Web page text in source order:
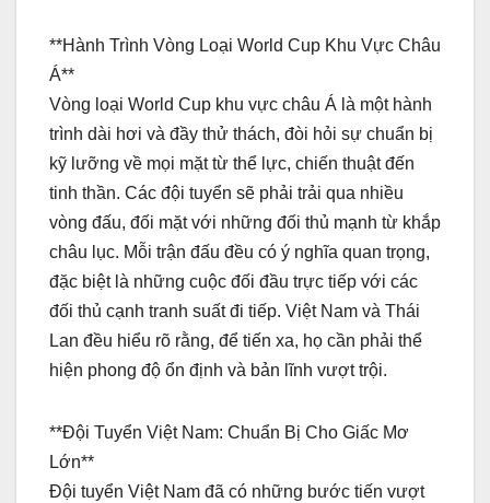
**Hành Trình Vòng Loại World Cup Khu Vực Châu
Á**
Vòng loại World Cup khu vực châu Á là một hành
trình dài hơi và đầy thử thách, đòi hỏi sự chuẩn bị
kỹ lưỡng về mọi mặt từ thể lực, chiến thuật đến
tinh thần. Các đội tuyển sẽ phải trải qua nhiều
vòng đấu, đối mặt với những đối thủ mạnh từ khắp
châu lục. Mỗi trận đấu đều có ý nghĩa quan trọng,
đặc biệt là những cuộc đối đầu trực tiếp với các
đối thủ cạnh tranh suất đi tiếp. Việt Nam và Thái
Lan đều hiểu rõ rằng, để tiến xa, họ cần phải thể
hiện phong độ ổn định và bản lĩnh vượt trội.
**Đội Tuyển Việt Nam: Chuẩn Bị Cho Giấc Mơ
Lớn**
Đội tuyển Việt Nam đã có những bước tiến vượt